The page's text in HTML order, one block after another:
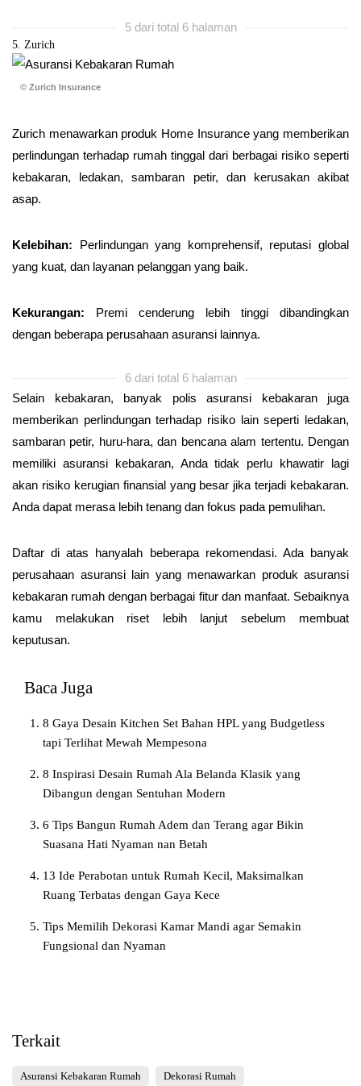
5 dari total 6 halaman
5. Zurich
© Zurich Insurance
Zurich menawarkan produk Home Insurance yang memberikan
perlindungan terhadap rumah tinggal dari berbagai risiko seperti
kebakaran, ledakan, sambaran petir, dan kerusakan akibat
asap.
Kelebihan: Perlindungan yang komprehensif, reputasi global
yang kuat, dan layanan pelanggan yang baik.
Kekurangan: Premi cenderung lebih tinggi dibandingkan
dengan beberapa perusahaan asuransi lainnya.
6 dari total 6 halaman
Selain kebakaran, banyak polis asuransi kebakaran juga
memberikan perlindungan terhadap risiko lain seperti ledakan,
sambaran petir, huru-hara, dan bencana alam tertentu. Dengan
memiliki asuransi kebakaran, Anda tidak perlu khawatir lagi
akan risiko kerugian finansial yang besar jika terjadi kebakaran.
Anda dapat merasa lebih tenang dan fokus pada pemulihan.
Daftar di atas hanyalah beberapa rekomendasi. Ada banyak
perusahaan asuransi lain yang menawarkan produk asuransi
kebakaran rumah dengan berbagai fitur dan manfaat. Sebaiknya
kamu melakukan riset lebih lanjut sebelum membuat
keputusan.
Baca Juga
8 Gaya Desain Kitchen Set Bahan HPL yang Budgetless
tapi Terlihat Mewah Mempesona
8 Inspirasi Desain Rumah Ala Belanda Klasik yang
Dibangun dengan Sentuhan Modern
6 Tips Bangun Rumah Adem dan Terang agar Bikin
Suasana Hati Nyaman nan Betah
13 Ide Perabotan untuk Rumah Kecil, Maksimalkan
Ruang Terbatas dengan Gaya Kece
Tips Memilih Dekorasi Kamar Mandi agar Semakin
Fungsional dan Nyaman
Terkait
Asuransi Kebakaran Rumah Dekorasi Rumah